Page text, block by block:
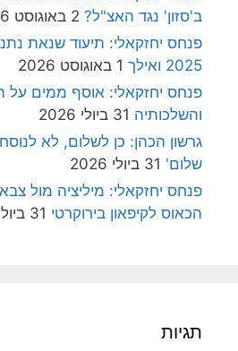
ב'סזון' נגד האצ"ל? 2 באוגוסט 2026
פנחס יחזקאלי: תיעוד שנאת
2025 ואילך
1 באוגוסט 2026
פנחס יחזקאלי: אוסף ממים על
והשלכותיה 31 ביולי 2026
גרשון הכהן: כן לשלום, לא
שלום' 31 ביולי 2026
פנחס יחזקאלי: מיליציה מול
הכאוס לקיפאון בירוקרטי 31 ביולי 2026
תגיות